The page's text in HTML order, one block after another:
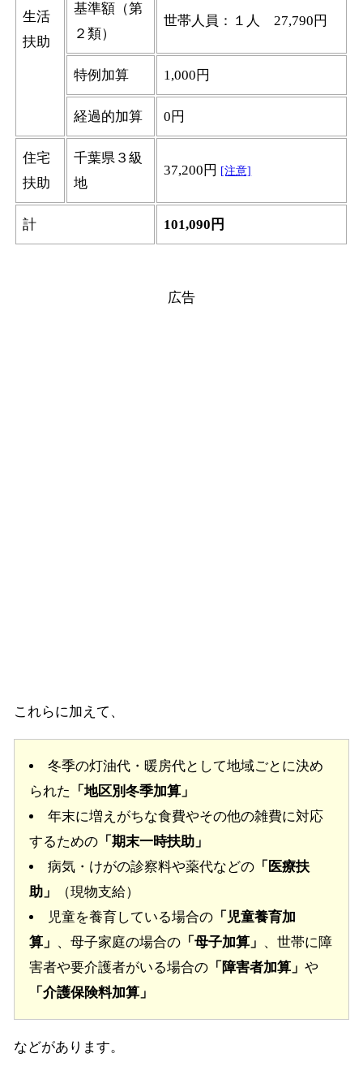
生活
扶助
基準額（第
２類）
世帯人員：１人 27,790円
特例加算 1,000円
経過的加算 0円
住宅
扶助
千葉県３級
地
37,200円 [注意]
計 101,090円
これらに加えて、
冬季の灯油代・暖房代として地域ごとに決め
られた 「地区別冬季加算」
年末に増えがちな食費やその他の雑費に対応
するための「期末一時扶助」
病気・けがの診察料や薬代などの「医療扶
助」
（現物支給）
児童を養育している場合の「児童養育加
算」 、母子家庭の場合の「母子加算」 、世帯に障
害者や要介護者がいる場合の「障害者加算」 や
「介護保険料加算」
などがあります。